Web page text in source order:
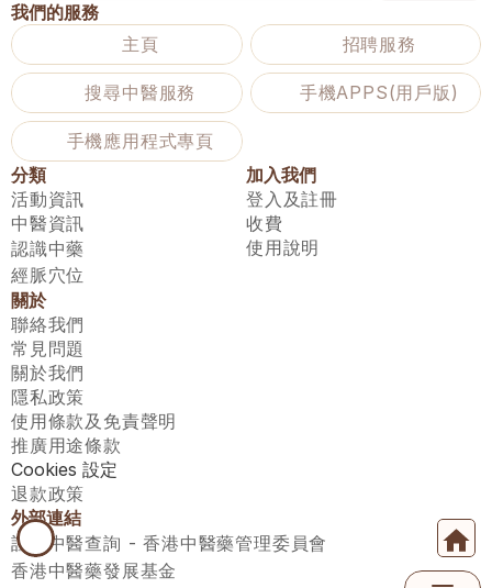
我們的服務
主頁
招聘服務
搜尋中醫服務 手機APPS(用戶版)
手機應用程式專頁
分類
活動資訊
中醫資訊
認識中藥
經脈穴位
加入我們
登入及註冊
收費
使用說明
關於
聯絡我們
常見問題
關於我們
隱私政策
使用條款及免責聲明
推廣用途條款
Cookies 設定
退款政策
外部連結
註冊中醫查詢 - 香港中醫藥管理委員會
香港中醫藥發展基金